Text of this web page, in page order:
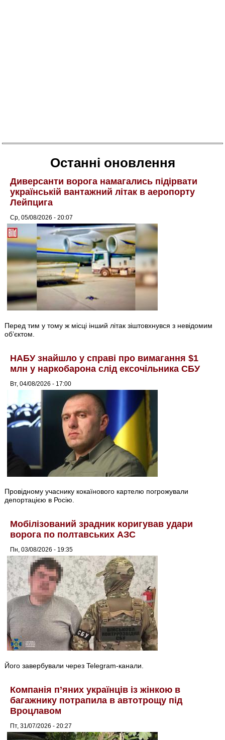
Останні оновлення
Диверсанти ворога намагались підірвати
українській вантажний літак в аеропорту
Лейпцига
Ср, 05/08/2026 - 20:07
Перед тим у тому ж місці інший літак зіштовхнувся з невідомим
об’єктом.
НАБУ знайшло у справі про вимагання $1
млн у наркобарона слід ексочільника СБУ
Вт, 04/08/2026 - 17:00
Провідному учаснику кокаїнового картелю погрожували
депортацією в Росію.
Мобілізований зрадник коригував удари
ворога по полтавських АЗС
Пн, 03/08/2026 - 19:35
Його завербували через Telegram-канали.
Компанія п’яних українців із жінкою в
багажнику потрапила в автотрощу під
Вроцлавом
Пт, 31/07/2026 - 20:27